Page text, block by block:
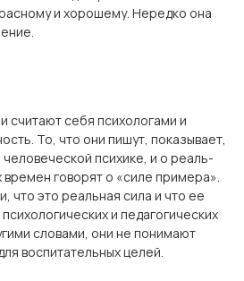
и хорошему. Нередко она
считают себя психологами и
То, что они пишут, показывает,
человеческой психике, и о реаль­
говорят о «силе примера».
что это реальная сила и что ее
и педагогических
словами, они не понимают
вос­питательных целей.